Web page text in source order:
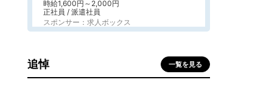
時給1,600円～2,000円
正社員 / 派遣社員
スポンサー：求人ボックス
追悼 一覧を見る